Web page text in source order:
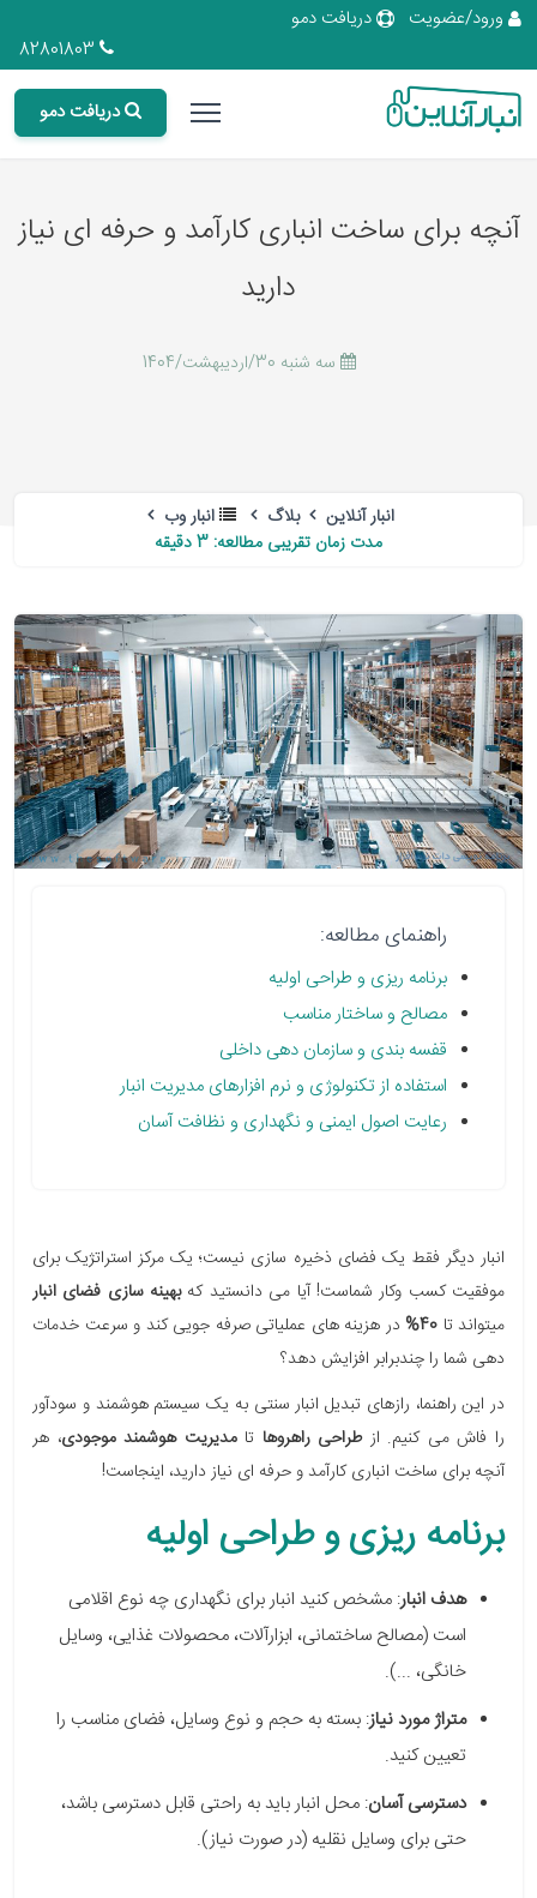
ورود/عضویت
دریافت دمو
دریافت دمو
آنچه برای ساخت انباری کارآمد و حرفه ای نیاز
دارید
سه شنبه 30/اردیبهشت/1404
انبار آنلاین بلاگ
انبار وب
مدت زمان تقریبی مطالعه: 3 دقیقه
راهنمای مطالعه:
برنامه ریزی و طراحی اولیه
مصالح و ساختار مناسب
قفسه بندی و سازمان دهی داخلی
استفاده از تکنولوژی و نرم افزارهای مدیریت انبار
رعایت اصول ایمنی و نگهداری و نظافت آسان
انبار دیگر فقط یک فضای ذخیره سازی نیست؛ یک مرکز استراتژیک برای
موفقیت کسب وکار شماست! آیا می دانستید کهبهینه سازی فضای انبار
میتواند تا 40%
در هزینه های عملیاتی صرفه جویی کند و سرعت خدمات
دهی شما را چندبرابر افزایش دهد؟
در این راهنما، رازهای تبدیل انبار سنتی به یک سیستم هوشمند و سودآور
را فاش می کنیم. ازطراحی راهروها تامدیریت هوشمند موجودی، هر
آنچه برای ساخت انباری کارآمد و حرفه ای نیاز دارید، اینجاست!
برنامه ریزی و طراحی اولیه
هدف انبار: مشخص کنید انبار برای نگهداری چه نوع اقلامی
است (مصالح ساختمانی، ابزارآلات، محصولات غذایی، وسایل
خانگی، ...).
متراژ مورد نیاز: بسته به حجم و نوع وسایل، فضای مناسب را
تعیین کنید.
دسترسی آسان: محل انبار باید به راحتی قابل دسترسی باشد،
حتی برای وسایل نقلیه (در صورت نیاز).